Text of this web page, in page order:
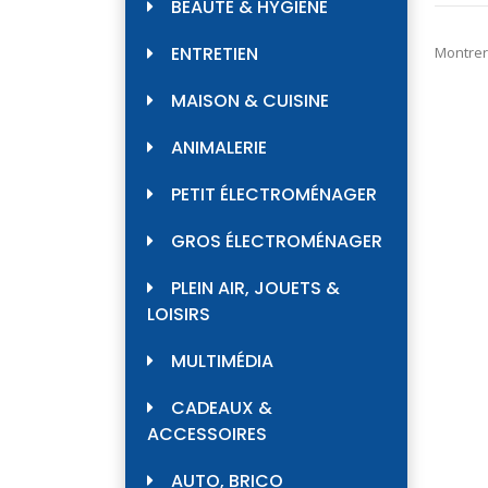
BEAUTÉ & HYGIÈNE
ENTRETIEN
MAISON & CUISINE
ANIMALERIE
PETIT ÉLECTROMÉNAGER
GROS ÉLECTROMÉNAGER
PLEIN AIR, JOUETS &
LOISIRS
MULTIMÉDIA
CADEAUX &
ACCESSOIRES
AUTO, BRICO